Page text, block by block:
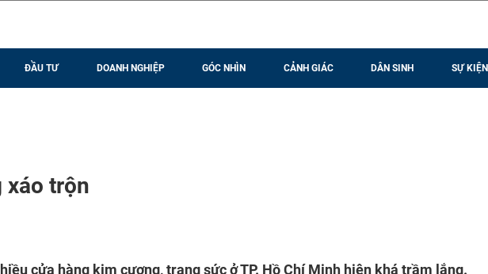
ĐẦU TƯ DOANH NGHIỆP GÓC NHÌN CẢNH GIÁC DÂN SINH SỰ KIỆN
xáo trộn
cửa hàng kim cương, trang sức ở TP. Hồ Chí Minh hiện khá trầm lắng.